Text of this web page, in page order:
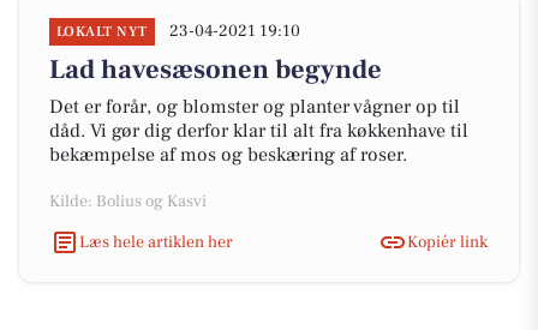
LOKALT NYT 23-04-2021 19:10
Lad havesæsonen begynde
Det er forår, og blomster og planter vågner op til
dåd. Vi gør dig derfor klar til alt fra køkkenhave til
bekæmpelse af mos og beskæring af roser.
Kilde: Bolius og Kasvi
Læs hele artiklen her
Kopiér link